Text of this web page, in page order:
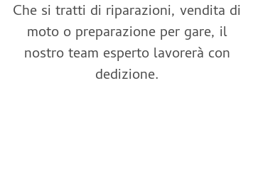
Che si tratti di riparazioni, vendita di
moto o preparazione per gare, il
nostro team esperto lavorerà con
dedizione.